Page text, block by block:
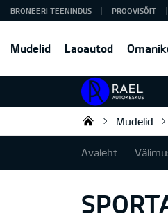
Mudelid Laoautod
BRONEERI TEENINDUS PROOVISÕIT
RaelMudelid
Avaleht